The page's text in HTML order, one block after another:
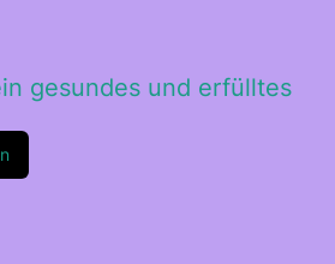
gesundes und erfülltes